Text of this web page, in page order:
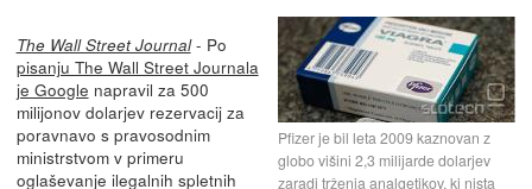
Pfizer je bil leta 2009 kaznovan z
globo višini 2,3 milijarde dolarjev
zaradi trženja analgetikov, ki nista
The Wall Street Journal- Po
pisanju The Wall Street Journala
je Google napravil za 500
milijonov dolarjev rezervacij za
poravnavo s pravosodnim
ministrstvom v primeru
oglaševanje ilegalnih spletnih